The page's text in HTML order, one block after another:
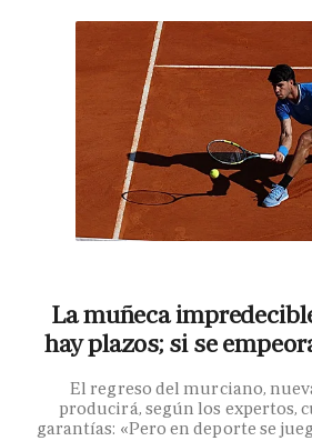
La muñeca
hay plazos; si se
El regreso del murciano,
producirá, según los expertos,
garantías: «Pero en deporte se